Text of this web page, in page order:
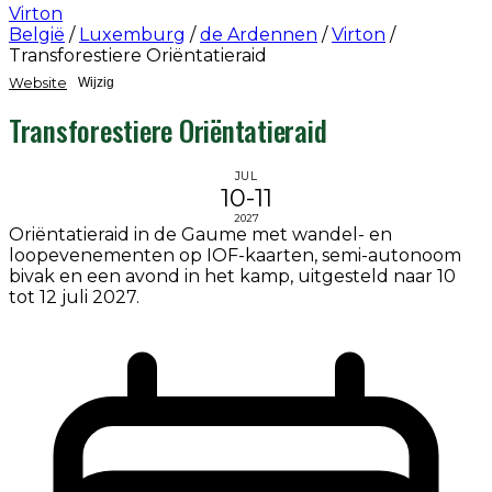
Virton
België / Luxemburg / de Ardennen / Virton /
Transforestiere Oriëntatieraid
Website Wijzig
Transforestiere Oriëntatieraid
JUL
10-11
2027
Oriëntatieraid in de Gaume met wandel- en
loopevenementen op IOF-kaarten, semi-autonoom
bivak en een avond in het kamp, uitgesteld naar 10
tot 12 juli 2027.